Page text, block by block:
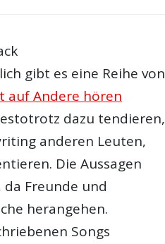
gibt es eine Reihe von
auf Andere hören
dazu tendieren,
anderen Leuten,
Die Aussagen
Freunde und
herangehen.
Songs